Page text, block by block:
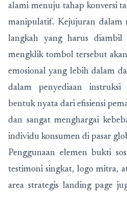
alami menuju tahap konversi
manipulatif. Kejujuran dalam
langkah yang harus diambil
mengklik tombol tersebut
emosional yang lebih dalam
dalam penyediaan
bentuk nyata dari efisiensi
dan sangat menghargai
individu konsumen di pasar
Penggunaan elemen bukti
testimoni singkat, logo mitra,
area strategis landing page